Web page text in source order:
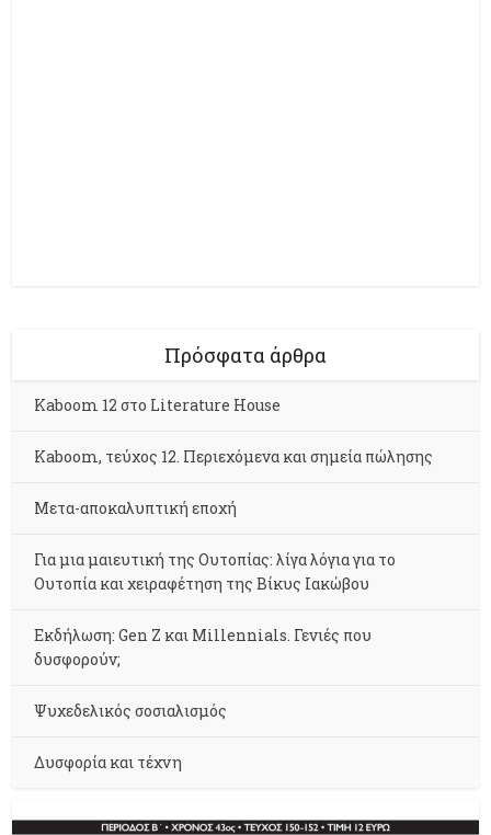
Πρόσφατα άρθρα
Kaboom 12 στο Literature House
Kaboom, τεύχος 12. Περιεχόμενα και σημεία πώλησης
Μετα-αποκαλυπτική εποχή
Για μια μαιευτική της Ουτοπίας: λίγα λόγια για το
Ουτοπία και χειραφέτηση της Βίκυς Ιακώβου
Εκδήλωση: Gen Z και Millennials. Γενιές που
δυσφορούν;
Ψυχεδελικός σοσιαλισμός
Δυσφορία και τέχνη